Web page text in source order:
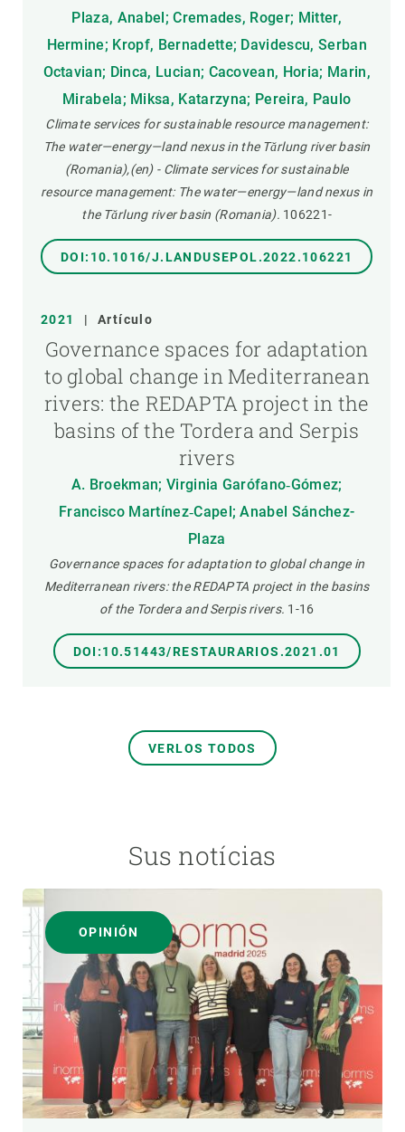
Plaza, Anabel; Cremades, Roger; Mitter,
Hermine; Kropf, Bernadette; Davidescu, Serban
Octavian; Dinca, Lucian; Cacovean, Horia; Marin,
Mirabela; Miksa, Katarzyna; Pereira, Paulo
Climate services for sustainable resource management:
The water—energy—land nexus in the Tărlung river basin
(Romania),(en) - Climate services for sustainable
resource management: The water—energy—land nexus in
the Tărlung river basin (Romania). 106221-
DOI:10.1016/J.LANDUSEPOL.2022.106221
2021 | Artículo
Governance spaces for adaptation
to global change in Mediterranean
rivers: the REDAPTA project in the
basins of the Tordera and Serpis
rivers
A. Broekman; Virginia Garófano‐Gómez;
Francisco Martínez‐Capel; Anabel Sánchez-
Plaza
Governance spaces for adaptation to global change in
Mediterranean rivers: the REDAPTA project in the basins
of the Tordera and Serpis rivers. 1-16
DOI:10.51443/RESTAURARIOS.2021.01
VERLOS TODOS
Sus notícias
OPINIÓN